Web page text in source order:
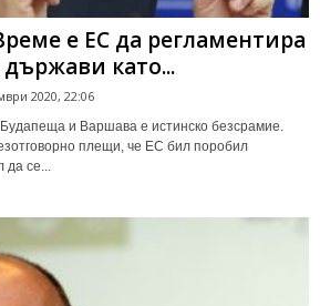
е ЕС да регламентира
като...
2020, 22:06
и Варшава е истинско безсрамие.
плещи, че ЕС бил поробил
да се...